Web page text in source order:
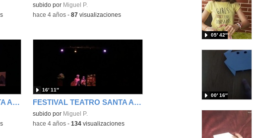
subido por Miguel P.
-hace 4 años- 87 visualizaciones
FESTIVAL TEATRO SANTA ANA 2ºB FESTIVAL TEATRO SANTA ANA 2ºA
subido por Miguel P.
16′ 11″
-hace 4 años- 134visualizaciones
05′ 42″
00′ 16″